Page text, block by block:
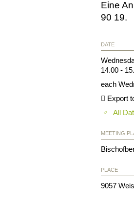
Eine
90 19.
DATE
14.00 -
each
Export
All
MEETING
PLACE
9057